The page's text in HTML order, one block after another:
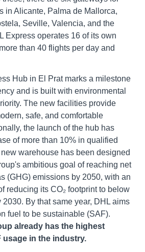
in Alicante, Palma de Mallorca,
Seville, Valencia, and the
Express operates 16 of its own
than 40 flights per day and
Hub in El Prat marks a milestone
and is built with environmental
The new facilities provide
safe, and comfortable
the launch of the hub has
of more than 10% in qualified
warehouse has been designed
ambitious goal of reaching net
(GHG) emissions by 2050, with an
reducing its CO₂ footprint to below
By that same year, DHL aims
fuel to be sustainable (SAF).
already has the highest
usage in the industry.